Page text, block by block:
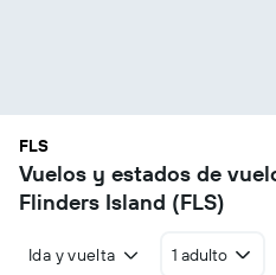
FLS
Vuelos y estados de
Flinders Island (FLS)
Ida y vuelta 1 adulto